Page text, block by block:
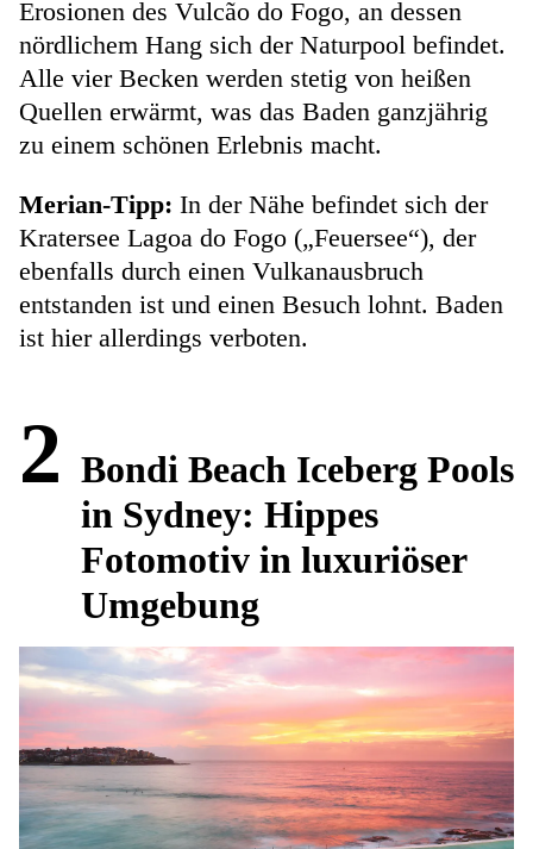
Erosionen des Vulcão do Fogo, an dessen
nördlichem Hang sich der Naturpool befindet.
Alle vier Becken werden stetig von heißen
Quellen erwärmt, was das Baden ganzjährig
zu einem schönen Erlebnis macht.
Merian-Tipp: In der Nähe befindet sich der
Kratersee Lagoa do Fogo („Feuersee“), der
ebenfalls durch einen Vulkanausbruch
entstanden ist und einen Besuch lohnt. Baden
ist hier allerdings verboten.
2 Bondi Beach Iceberg Pools
in Sydney: Hippes
Fotomotiv in luxuriöser
Umgebung